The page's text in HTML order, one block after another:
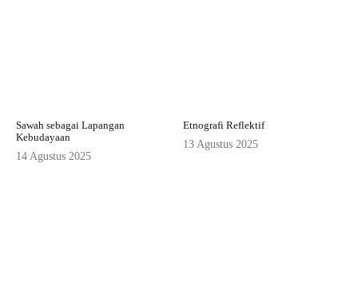
Sawah sebagai Lapangan
Kebudayaan
14 Agustus 2025
Etnografi Reflektif
13 Agustus 2025